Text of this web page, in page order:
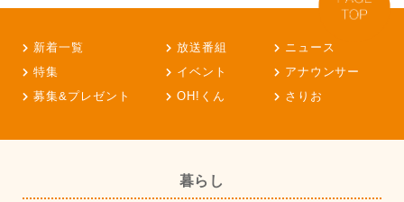
新着一覧 放送番組
ニュース
特集
イベント
アナウンサー
募集&プレゼント
OH!くん さりお
暮らし